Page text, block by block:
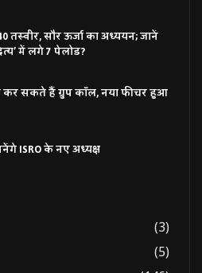
तस्वीर, सौर ऊर्जा का अध्ययन; जानें
में लगे 7 पेलोड?
कर सकते हैं ग्रुप कॉल, नया फीचर हुआ
ISRO के नए अध्यक्ष
(3)
(5)